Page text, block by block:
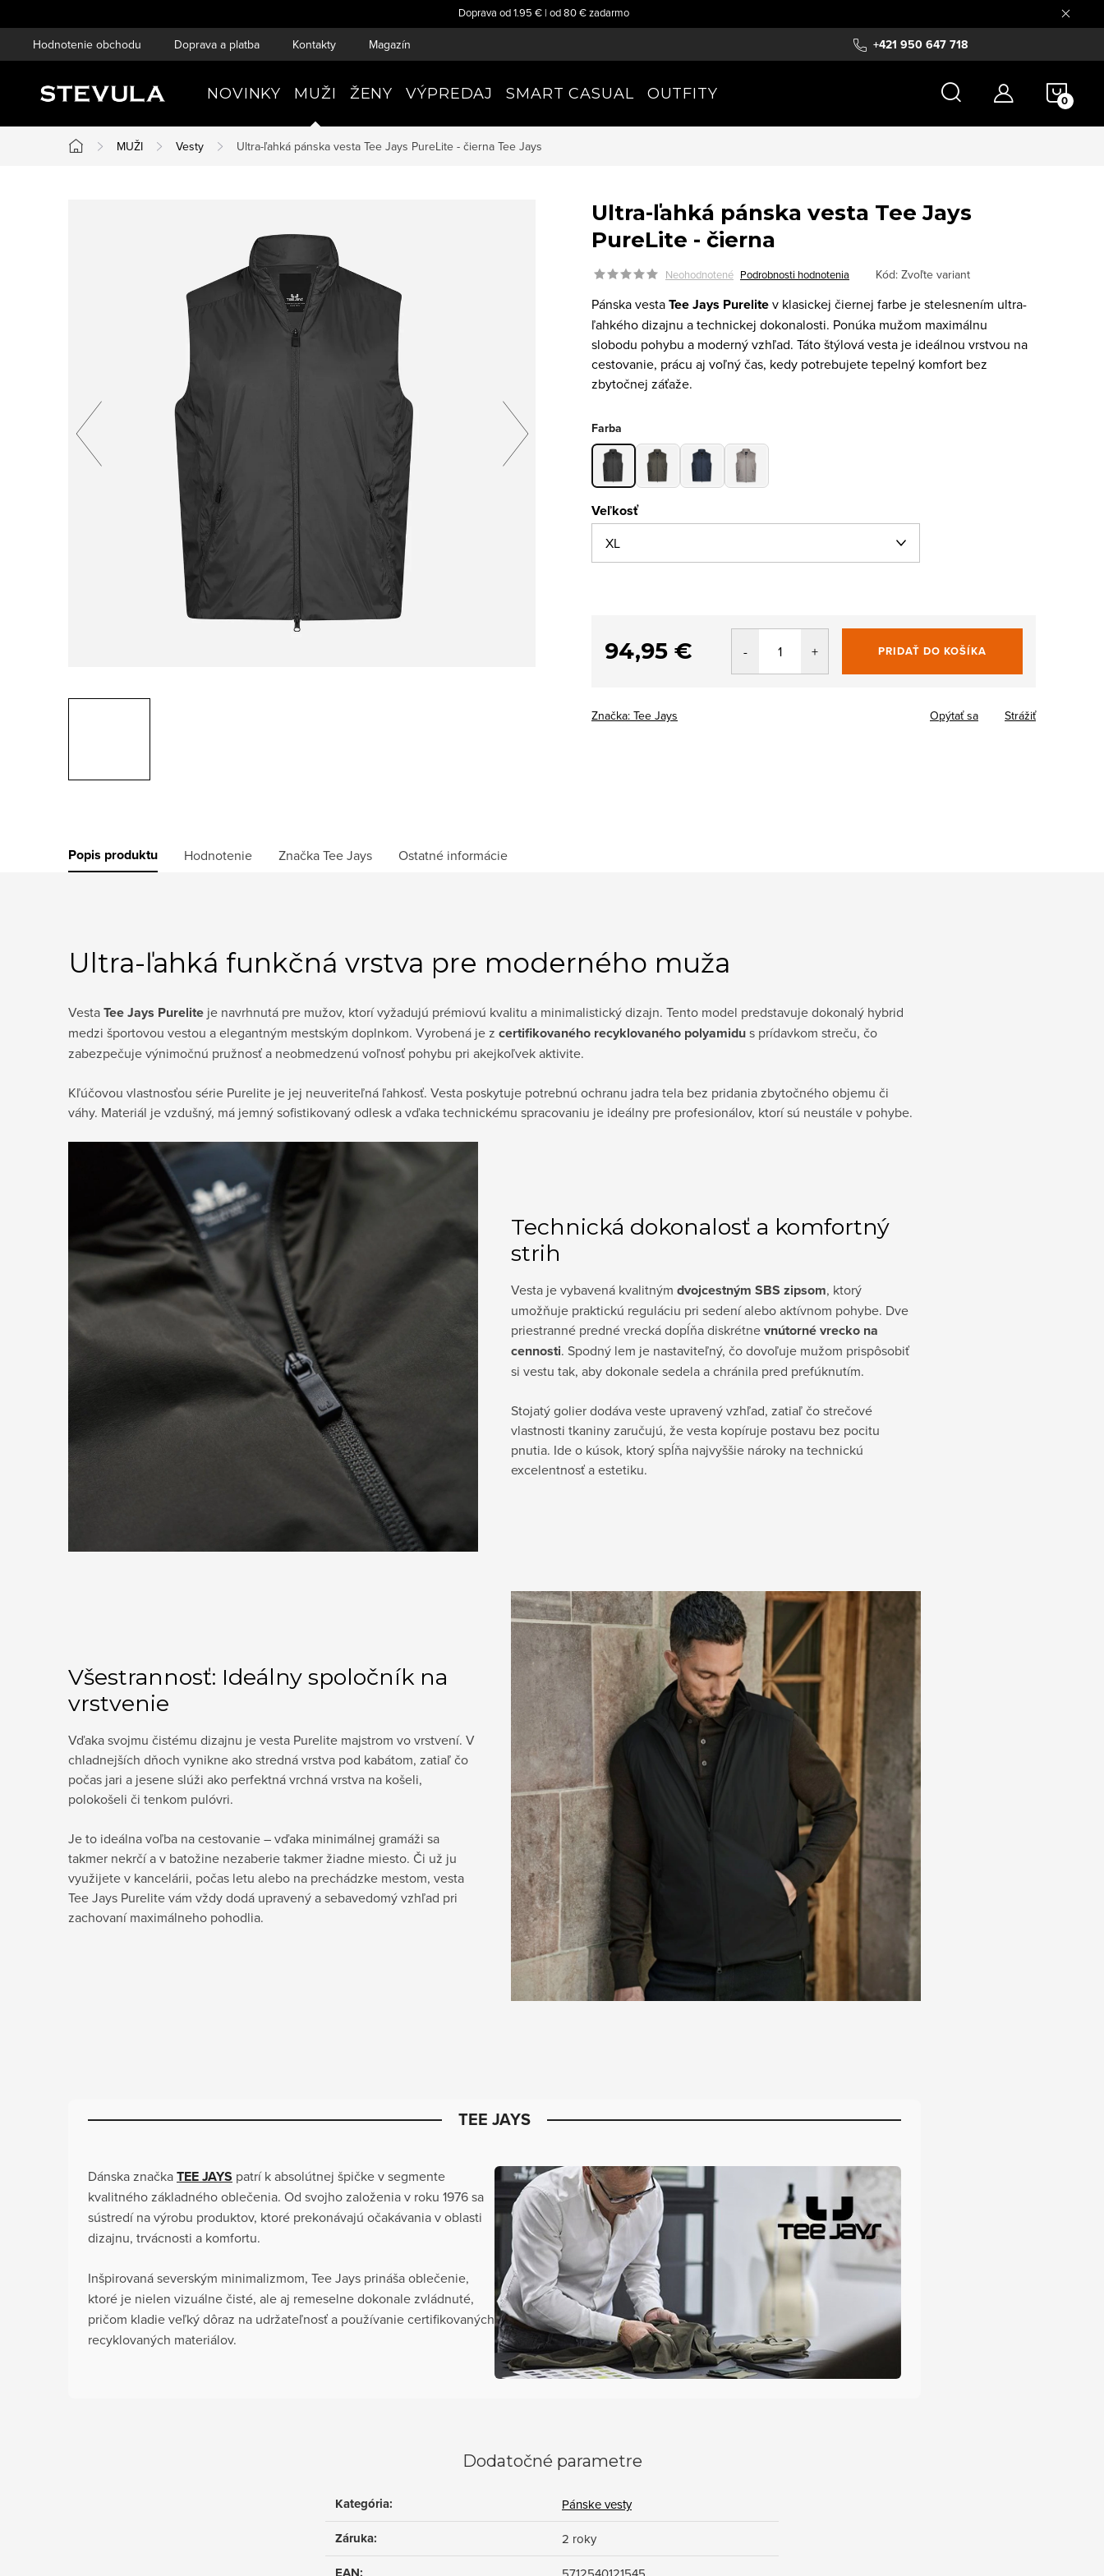
na
Doprava od 1.95 € | od 80 € zadarmo
+421 950 647 718
Hodnotenie obchodu Doprava a platba Kontakty Magazín
NOVINKY MUŽI ŽENY VÝPREDAJ SMART CASUAL OUTFITY
Domov
MUŽI Vesty Ultra-ľahká pánska vesta Tee Jays PureLite - čierna Tee Jays
Ultra-ľahká pánska vesta Tee Jays
PureLite - čierna
Neohodnotené Podrobnosti hodnotenia Kód: Zvoľte variant
Pánska vestaTee Jays Purelitev klasickej čiernej farbe je stelesnením ultra-
ľahkého dizajnu a technickej dokonalosti. Ponúka mužom maximálnu
slobodu pohybu a moderný vzhľad. Táto štýlová vesta je ideálnou vrstvou na
cestovanie, prácu aj voľný čas, kedy potrebujete tepelný komfort bez
zbytočnej záťaže.
Farba
Veľkosť
94,95 €
Jednotková
cena:
PRIDAŤ DO KOŠÍKA
Značka: Tee Jays Opýtať sa Strážiť
Popis produktu Hodnotenie ZnačkaTee Jays Ostatné informácie
Ultra-ľahká funkčná vrstva pre moderného muža
VestaTee Jays Purelite je navrhnutá pre mužov, ktorí vyžadujú prémiovú kvalitu a minimalistický dizajn. Tento model predstavuje dokonalý hybrid
medzi športovou vestou a elegantným mestským doplnkom. Vyrobená je z certifikovaného recyklovaného polyamidus prídavkom streču, čo
zabezpečuje výnimočnú pružnosť a neobmedzenú voľnosť pohybu pri akejkoľvek aktivite.
Kľúčovou vlastnosťou série Purelite je jej neuveriteľná ľahkosť. Vesta poskytuje potrebnú ochranu jadra tela bez pridania zbytočného objemu či
váhy. Materiál je vzdušný, má jemný sofistikovaný odlesk a vďaka technickému spracovaniu je ideálny pre profesionálov, ktorí sú neustále v pohybe.
Technická dokonalosť a komfortný
strih
Vesta je vybavená kvalitným dvojcestným SBS zipsom, ktorý
umožňuje praktickú reguláciu pri sedení alebo aktívnom pohybe. Dve
priestranné predné vrecká dopĺňa diskrétnevnútorné vrecko na
cennosti. Spodný lem je nastaviteľný, čo dovoľuje mužom prispôsobiť
si vestu tak, aby dokonale sedela a chránila pred prefúknutím.
Stojatý golier dodáva veste upravený vzhľad, zatiaľ čo strečové
vlastnosti tkaniny zaručujú, že vesta kopíruje postavu bez pocitu
pnutia. Ide o kúsok, ktorý spĺňa najvyššie nároky na technickú
excelentnosť a estetiku.
Všestrannosť: Ideálny spoločník na
vrstvenie
Vďaka svojmu čistému dizajnu je vesta Purelite majstrom vo vrstvení. V
chladnejších dňoch vynikne ako stredná vrstva pod kabátom, zatiaľ čo
počas jari a jesene slúži ako perfektná vrchná vrstva na košeli,
polokošeli či tenkom pulóvri.
Je to ideálna voľba na cestovanie – vďaka minimálnej gramáži sa
takmer nekrčí a v batožine nezaberie takmer žiadne miesto. Či už ju
využijete v kancelárii, počas letu alebo na prechádzke mestom, vesta
Tee Jays Purelite vám vždy dodá upravený a sebavedomý vzhľad pri
zachovaní maximálneho pohodlia.
TEE JAYS
Dánska značkaTEE JAYS patrí k absolútnej špičke v segmente
kvalitného základného oblečenia. Od svojho založenia v roku 1976 sa
sústredí na výrobu produktov, ktoré prekonávajú očakávania v oblasti
dizajnu, trvácnosti a komfortu.
Inšpirovaná severským minimalizmom, Tee Jays prináša oblečenie,
ktoré je nielen vizuálne čisté, ale aj remeselne dokonale zvládnuté,
pričom kladie veľký dôraz na udržateľnosť a používanie certifikovaných
recyklovaných materiálov.
Dodatočné parametre
Kategória: Pánske vesty
Záruka: 2 roky